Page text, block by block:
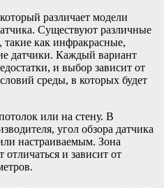
различает модели
Существуют различные
как инфракрасные,
датчики. Каждый вариант
и выбор зависит от
среды, в которых будет
или на стену. В
угол обзора датчика
настраиваемым. Зона
и зависит от